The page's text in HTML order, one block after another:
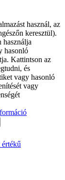
használ, az
keresztül).
használja
hasonló
Kattintson az
és
vagy hasonló
vagy
értékű